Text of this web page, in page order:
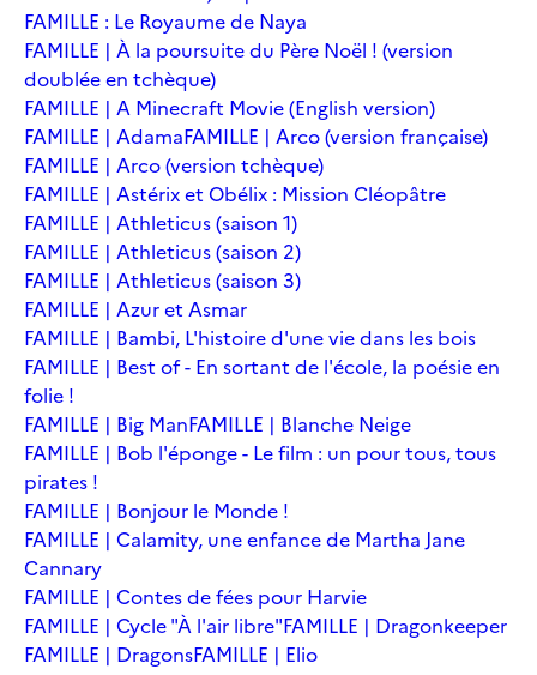
FAMILLE : Le Royaume de Naya
FAMILLE | À la poursuite du Père Noël ! (version
doublée en tchèque)
FAMILLE | A Minecraft Movie (English version)
FAMILLE | AdamaFAMILLE | Arco (version française)
FAMILLE | Arco (version tchèque)
FAMILLE | Astérix et Obélix : Mission Cléopâtre
FAMILLE | Athleticus (saison 1)
FAMILLE | Athleticus (saison 2)
FAMILLE | Athleticus (saison 3)
FAMILLE | Azur et Asmar
FAMILLE | Bambi, L'histoire d'une vie dans les bois
FAMILLE | Best of - En sortant de l'école, la poésie en
folie !
FAMILLE | Big ManFAMILLE | Blanche Neige
FAMILLE | Bob l'éponge - Le film : un pour tous, tous
pirates !
FAMILLE | Bonjour le Monde !
FAMILLE | Calamity, une enfance de Martha Jane
Cannary
FAMILLE | Contes de fées pour Harvie
FAMILLE | Cycle "À l'air libre"FAMILLE | Dragonkeeper
FAMILLE | DragonsFAMILLE | Elio